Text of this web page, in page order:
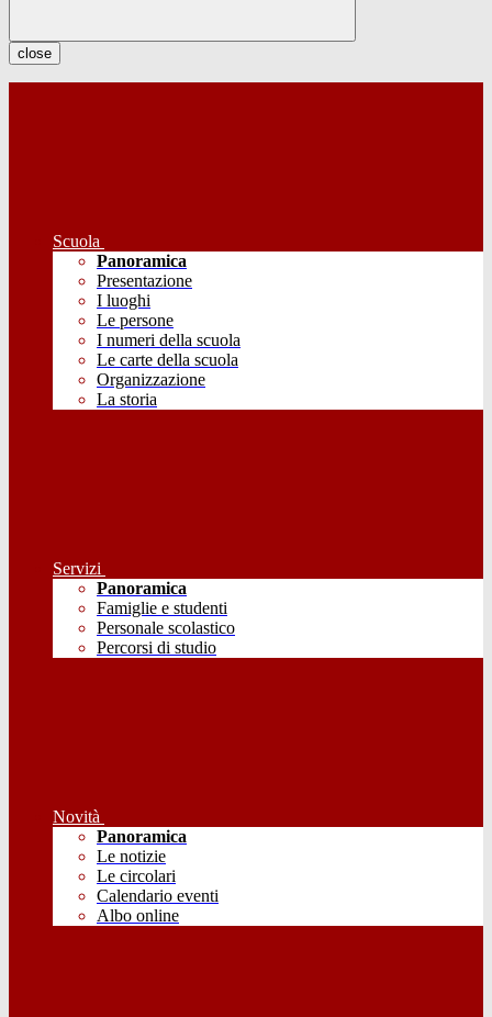
close
Scuola
Panoramica
Presentazione
I luoghi
Le persone
I numeri della scuola
Le carte della scuola
Organizzazione
La storia
Servizi
Panoramica
Famiglie e studenti
Personale scolastico
Percorsi di studio
Novità
Panoramica
Le notizie
Le circolari
Calendario eventi
Albo online